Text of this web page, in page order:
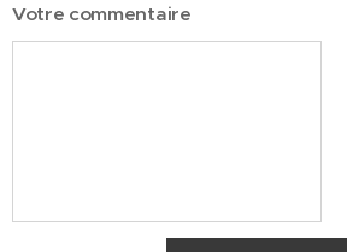
Votre commentaire